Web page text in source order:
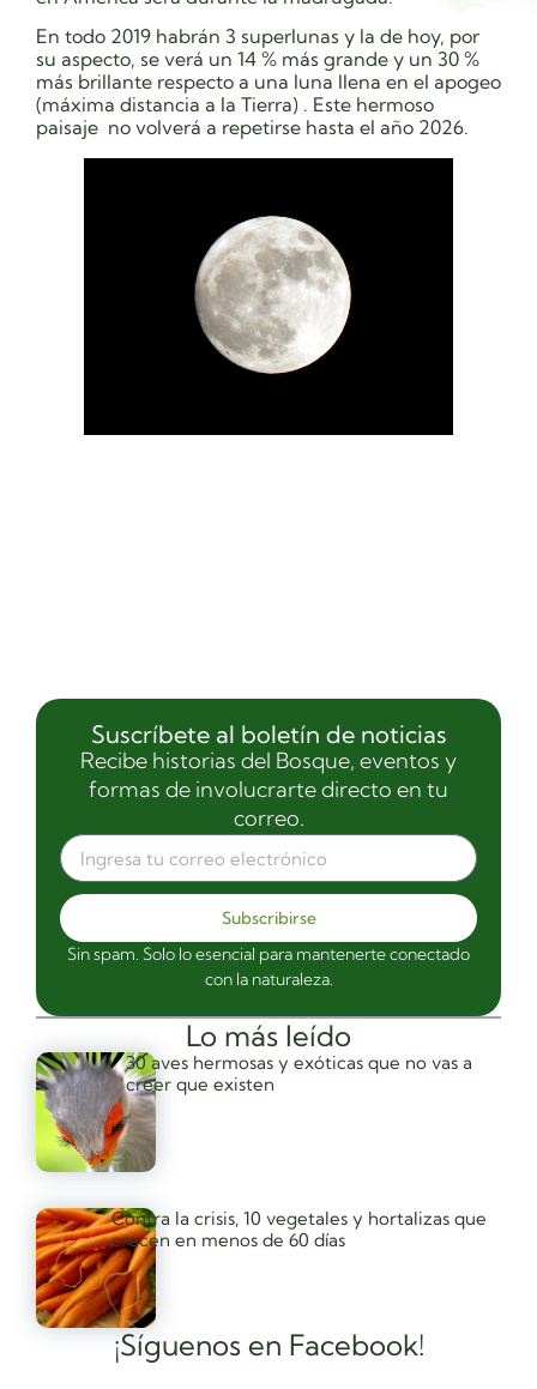
En todo 2019 habrán 3 superlunas y la de hoy, por
su aspecto, se verá un 14 % más grande y un 30 %
más brillante respecto a una luna llena en el apogeo
(máxima distancia a la Tierra) . Este hermoso
paisaje no volverá a repetirse hasta el año 2026.
¡Síguenos en Facebook!
Lo más leído
30 aves hermosas y exóticas que no vas a
creer que existen
Contra la crisis, 10 vegetales y hortalizas que
crecen en menos de 60 días
Suscríbete al boletín de noticias
Recibe historias del Bosque, eventos y
formas de involucrarte directo en tu
correo.
Subscribirse
Sin spam. Solo lo esencial para mantenerte conectado
con la naturaleza.